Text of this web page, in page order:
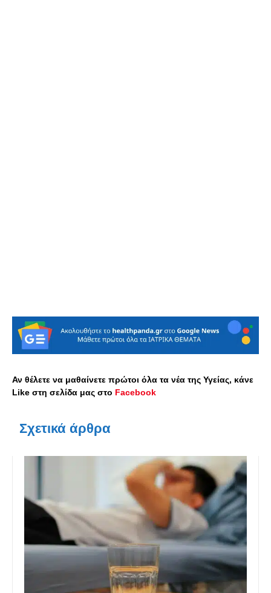
Αν θέλετε να μαθαίνετε πρώτοι όλα τα νέα της Υγείας, κάνε
Like στη σελίδα μας στο Facebook
Σχετικά άρθρα